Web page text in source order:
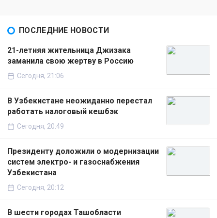
ПОСЛЕДНИЕ НОВОСТИ
21-летняя жительница Джизака
заманила свою жертву в Россию
Сегодня, 21:06
В Узбекистане неожиданно перестал
работать налоговый кешбэк
Сегодня, 20:49
Президенту доложили о модернизации
систем электро- и газоснабжения
Узбекистана
Сегодня, 20:12
В шести городах Ташобласти